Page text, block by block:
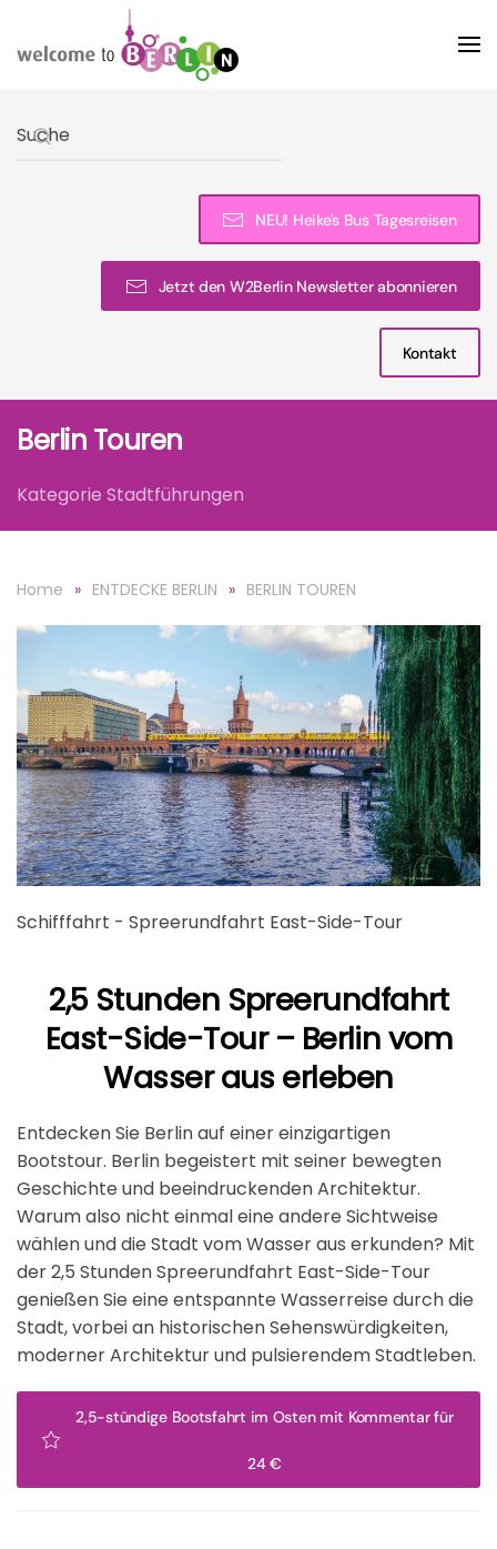
Skip to main content
NEU! Heike's Bus Tagesreisen
Jetzt den W2Berlin Newsletter abonnieren
Kontakt
Berlin Touren
Kategorie Stadtführungen
Home ENTDECKE BERLIN BERLIN TOUREN
Schifffahrt - Spreerundfahrt East-Side-Tour
2,5 Stunden Spreerundfahrt
East-Side-Tour – Berlin vom
Wasser aus erleben
Entdecken Sie Berlin auf einer einzigartigen
Bootstour. Berlin begeistert mit seiner bewegten
Geschichte und beeindruckenden Architektur.
Warum also nicht einmal eine andere Sichtweise
wählen und die Stadt vom Wasser aus erkunden? Mit
der 2,5 Stunden Spreerundfahrt East-Side-Tour
genießen Sie eine entspannte Wasserreise durch die
Stadt, vorbei an historischen Sehenswürdigkeiten,
moderner Architektur und pulsierendem Stadtleben.
2,5-stündige Bootsfahrt im Osten mit Kommentar für
24 €